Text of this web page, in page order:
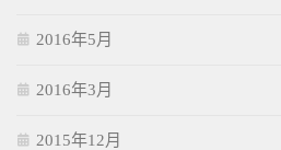
2016年5月
2016年3月
2015年12月